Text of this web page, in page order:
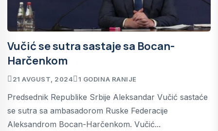
Vučić se sutra sastaje sa Bocan-
Harčenkom
21 AVGUST, 2024 1 GODINA RANIJE
Predsednik Republike Srbije Aleksandar Vučić sastaće
se sutra sa ambasadorom Ruske Federacije
Aleksandrom Bocan-Harčenkom. Vučić...